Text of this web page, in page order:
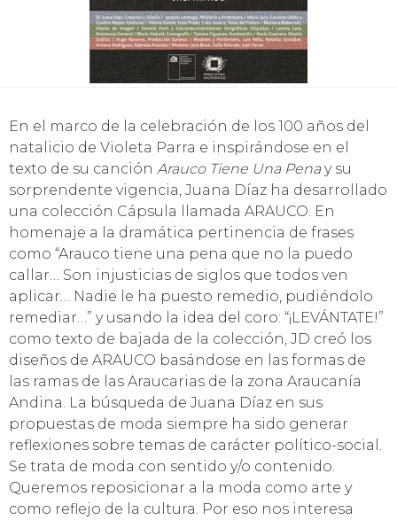
En el marco de la celebración de los 100 años del
natalicio de Violeta Parra e inspirándose en el
texto de su canción Arauco Tiene Una Penay su
sorprendente vigencia, Juana Díaz ha desarrollado
una colección Cápsula llamada ARAUCO. En
homenaje a la dramática pertinencia de frases
como “Arauco tiene una pena que no la puedo
callar… Son injusticias de siglos que todos ven
aplicar… Nadie le ha puesto remedio, pudiéndolo
remediar…” y usando la idea del coro: “¡LEVÁNTATE!”
como texto de bajada de la colección, JD creó los
diseños de ARAUCO basándose en las formas de
las ramas de las Araucarias de la zona Araucanía
Andina. La búsqueda de Juana Díaz en sus
propuestas de moda siempre ha sido generar
reflexiones sobre temas de carácter político-social.
Se trata de moda con sentido y/o contenido.
Queremos reposicionar a la moda como arte y
como reflejo de la cultura. Por eso nos interesa